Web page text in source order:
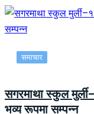
समाचार
सगरमाथा स्कुल
भव्य रूपमा सम्पन्न